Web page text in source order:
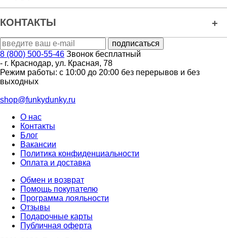
КОНТАКТЫ
8 (800) 500-55-46 Звонок бесплатный
- г. Краснодар, ул. Красная, 78
Режим работы: с 10:00 до 20:00 без перерывов и без
выходных
shop@funkydunky.ru
О нас
Контакты
Блог
Вакансии
Политика конфиденциальности
Оплата и доставка
Обмен и возврат
Помощь покупателю
Программа лояльности
Отзывы
Подарочные карты
Публичная оферта